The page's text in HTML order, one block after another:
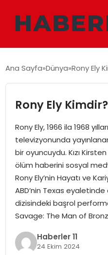
DÜNYA
EKONOMI
SIYASET
TEKNOLOJI
EĞITIM
MAGAZIN
SPOR
Ana Sayfa Dünya Rony Ely
Rony Ely Kimdir?
Rony Ely, 1966 ila 1968
televizyonunda
bir oyuncuydu. Kızı
ölüm haberini sosyal
Rony Ely’nin Hayatı ve
ABD’nin Texas
dizisindeki başrol
Savage: The Man of
Haberler 11
24 Ekim 2024